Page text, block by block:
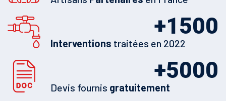
1500
+
Interventions traitées en 2022
5000
+
Devis fournis gratuitement